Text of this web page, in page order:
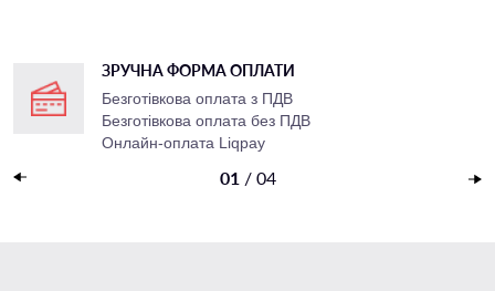
ЗРУЧНА ФОРМА ОПЛАТИ
Безготівкова оплата з ПДВ
Безготівкова оплата без ПДВ
Онлайн-оплата Liqpay
01 / 04